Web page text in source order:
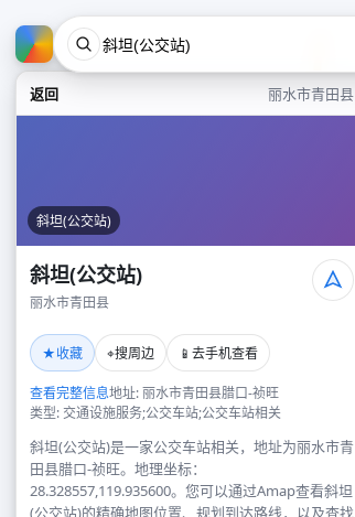
返回 丽水市青田县
斜坦(公交站)
斜坦(公交站)
丽水市青田县
★收藏 ⌖搜周边 📱 去手机查看
查看完整信息地址: 丽水市青田县腊口-祯旺
类型: 交通设施服务;公交车站;公交车站相关
斜坦(公交站)是一家公交车站相关，地址为丽水市青
田县腊口-祯旺。地理坐标：
28.328557,119.935600。您可以通过Amap查看斜坦
(公交站)的精确地图位置、规划到达路线，以及查找